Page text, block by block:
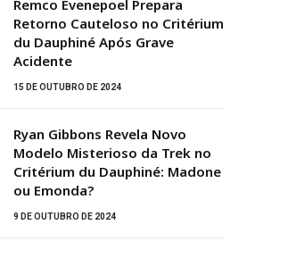
Remco Evenepoel Prepara
Retorno Cauteloso no Critérium
du Dauphiné Após Grave
Acidente
15 DE OUTUBRO DE 2024
Ryan Gibbons Revela Novo
Modelo Misterioso da Trek no
Critérium du Dauphiné: Madone
ou Emonda?
9 DE OUTUBRO DE 2024